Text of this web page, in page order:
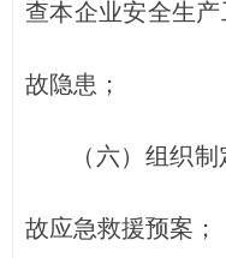
查本企业安全生
故隐患；
（六）组织制
故应急救援预案；